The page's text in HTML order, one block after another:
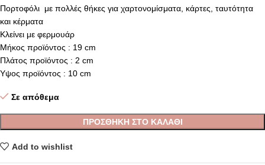
Πορτοφόλι με πολλές θήκες για χαρτονομίσματα, κάρτες, ταυτότητα
και κέρματα
Κλείνει με φερμουάρ
Μήκος προϊόντος : 19 cm
Πλάτος προϊόντος : 2 cm
Υψος προϊόντος : 10 cm
Σε απόθεμα
ΠΡΟΣΘΉΚΗ ΣΤΟ ΚΑΛΆΘΙ
Add to wishlist